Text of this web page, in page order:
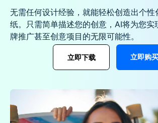
关于万兴
加入我们
客服热线：4000-
产品功能
视频/照片
AI 文本转视频 NEW
NEW
声音
解决方案
政企服务
使用教程
产品信息
无需任何设计经验，就能轻松创造出个性
纸。只需简单描述您的创意，AI将为您实
牌推广甚至创意项目的无限可能性。
立即下载 立即购买